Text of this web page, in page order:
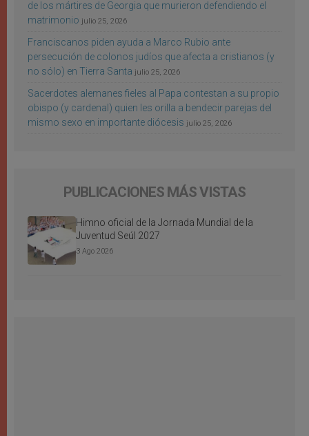
de los mártires de Georgia que murieron defendiendo el
matrimonio julio 25, 2026
Franciscanos piden ayuda a Marco Rubio ante
persecución de colonos judíos que afecta a cristianos (y
no sólo) en Tierra Santa julio 25, 2026
Sacerdotes alemanes fieles al Papa contestan a su propio
obispo (y cardenal) quien les orilla a bendecir parejas del
mismo sexo en importante diócesis julio 25, 2026
PUBLICACIONES MÁS VISTAS
Himno oficial de la Jornada Mundial de la
Juventud Seúl 2027
3 Ago 2026